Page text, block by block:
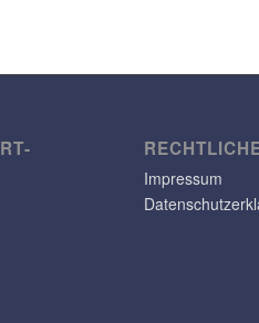
Impressum